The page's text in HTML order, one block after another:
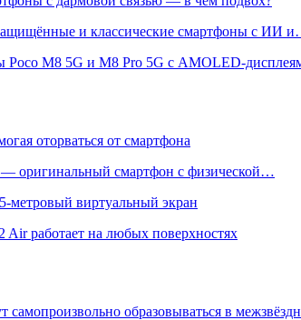
и классические смартфоны с ИИ
Poco M8 5G и M8 Pro 5G с AMOLED-
оторваться от смартфона
оригинальный смартфон с физической…
метровый виртуальный экран
работает на любых поверхностях
образовываться в